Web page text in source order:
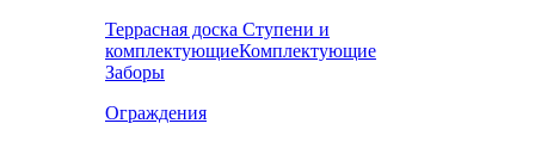
Террасная доска Ступени и
комплектующиеКомплектующие
Заборы
Ограждения